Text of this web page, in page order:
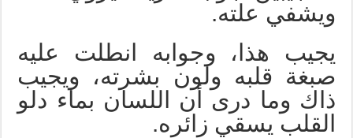
ويشفي علته.
يجيب هذا، وجوابه انطلت عليه
صبغة قلبه ولون بشرته، ويجيب
ذاك وما درى أن اللسان بماء دلو
القلب يسقي زائره.